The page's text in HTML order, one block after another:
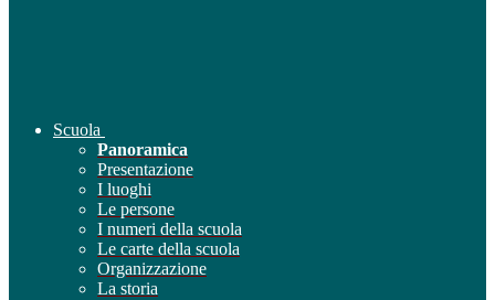
Scuola
Panoramica
Presentazione
I luoghi
Le persone
I numeri della scuola
Le carte della scuola
Organizzazione
La storia